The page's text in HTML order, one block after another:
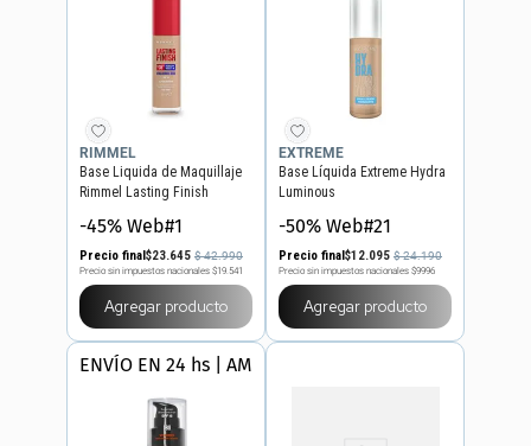
RIMMEL
Base Liquida de Maquillaje
Rimmel Lasting Finish
-45% Web#1
Precio final$23.645 $42.990
Precio sin impuestos nacionales $19.541
Agregar producto
EXTREME
Base Líquida Extreme Hydra
Luminous
-50% Web#21
Precio final$12.095 $24.190
Precio sin impuestos nacionales $9996
Agregar producto
ENVÍO EN 24 hs | AMBA